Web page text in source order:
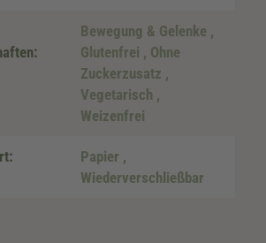
Bewegung & Gelenke ,
Glutenfrei , Ohne
Zuckerzusatz ,
Vegetarisch ,
Weizenfrei
Papier ,
Wiederverschließbar